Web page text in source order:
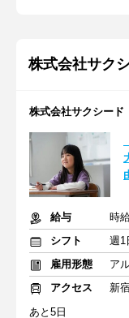
株式会社サク
株式会社サクシー
給与
時
シフト
雇用形態
ア
アクセス
新
あと5日